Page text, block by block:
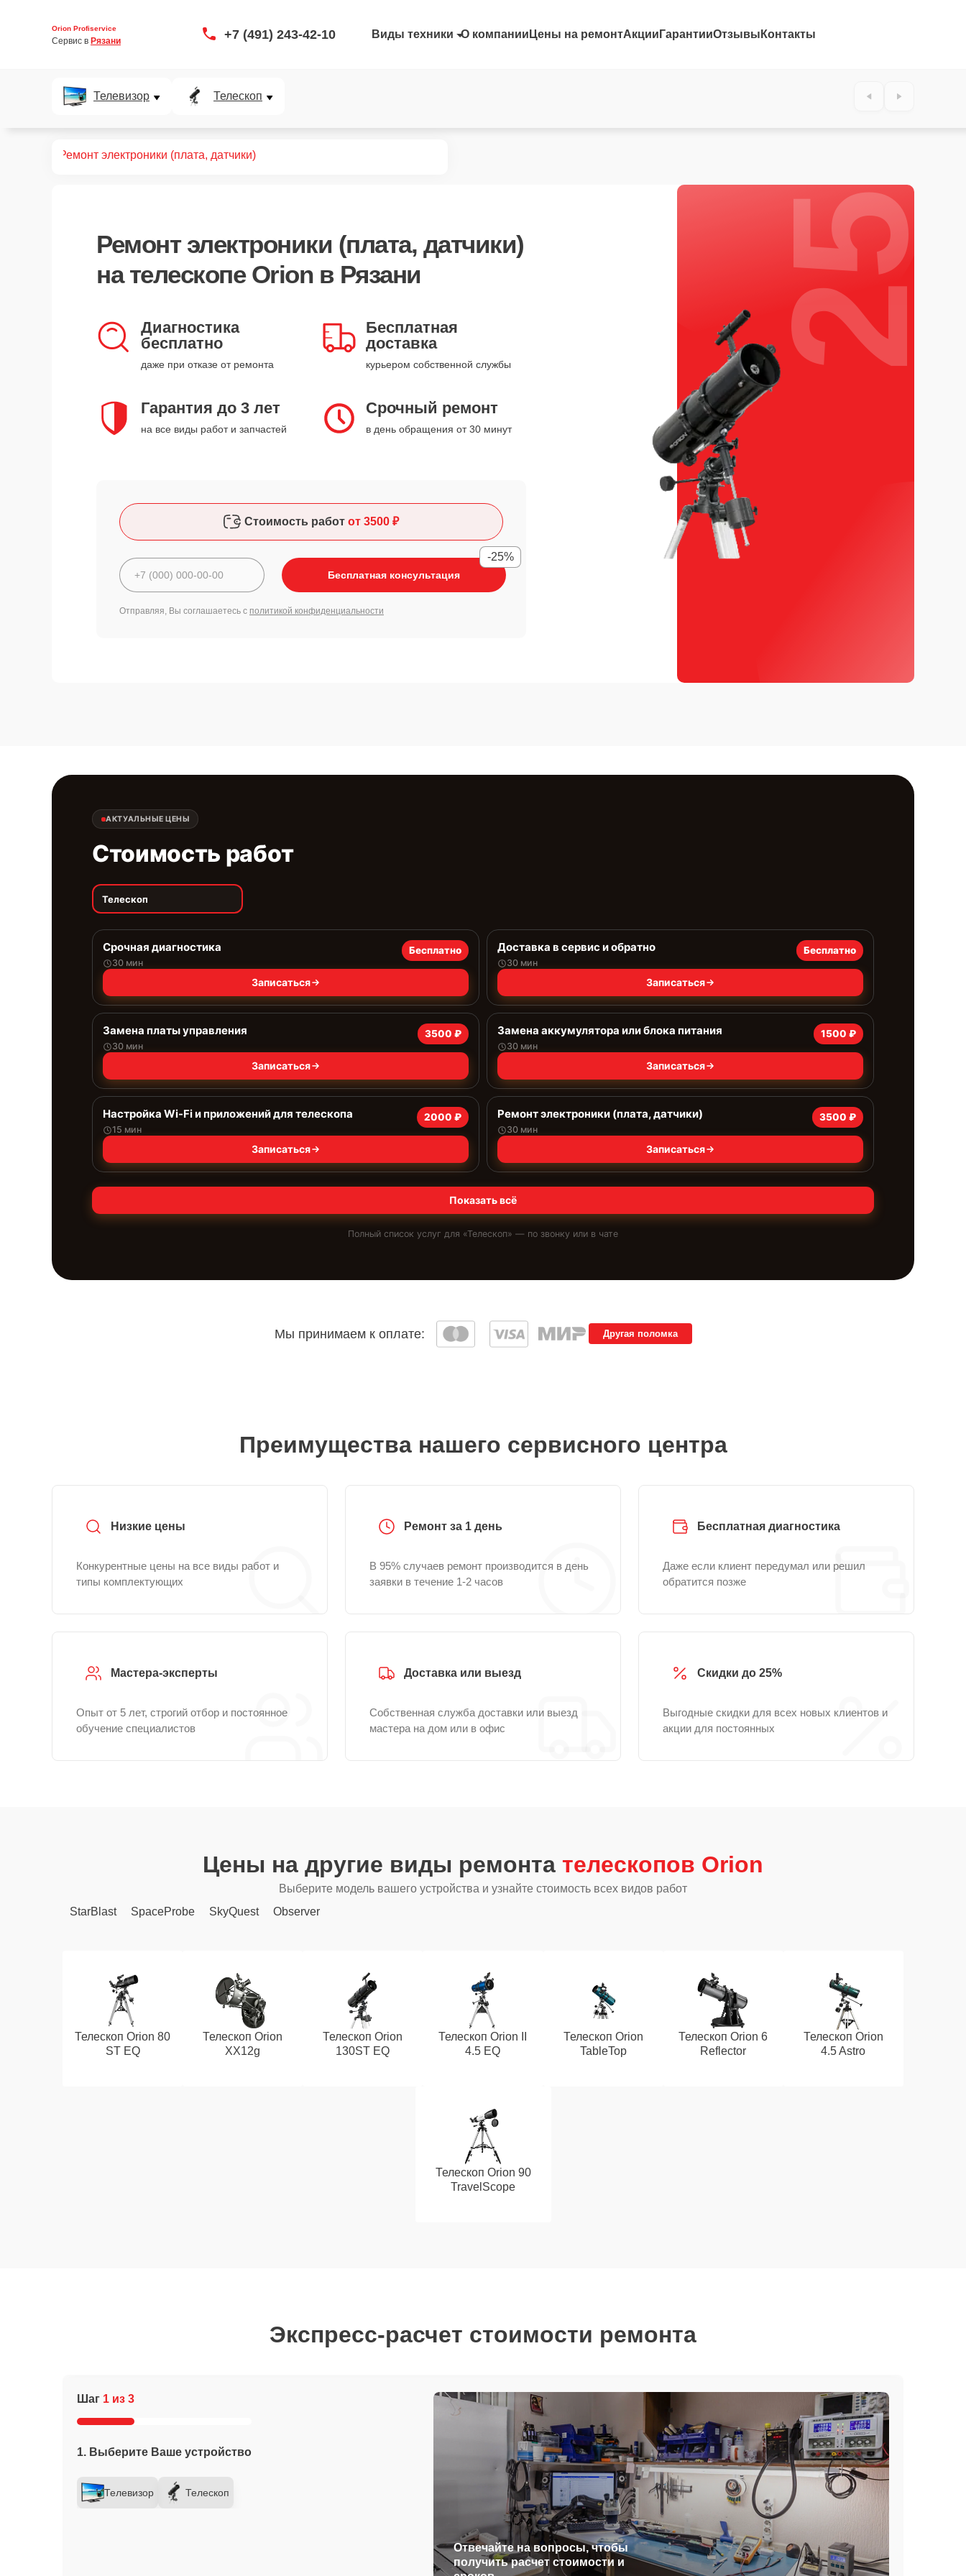
Orion Profiservice
Сервис в Рязани +7 (491) 243-42-10 Виды техники О компании Цены на ремонтАкции ГарантииОтзывы Контакты
Телевизор Телескоп
Ремонт электроники (плата, датчики)
Ремонт электроники (плата, датчики)
на телескопе Orion в Рязани
Диагностика
бесплатно
даже при отказе от ремонта
Бесплатная
доставка
курьером собственной службы
Гарантия до 3 лет
на все виды работ и запчастей
Срочный ремонт
в день обращения от 30 минут
Стоимость работ от 3500 ₽
Бесплатная консультация
-25%
Отправляя, Вы соглашаетесь с политикой конфиденциальности
25%
АКТУАЛЬНЫЕ ЦЕНЫ
Стоимость работ
Телескоп
Срочная диагностика
30 мин
Бесплатно
Записаться
Доставка в сервис и обратно
30 мин
Бесплатно
Записаться
Замена платы управления
30 мин
3500 ₽
Записаться
Замена аккумулятора или блока питания
30 мин
1500 ₽
Записаться
Настройка Wi-Fi и приложений для телескопа
15 мин
2000 ₽
Записаться
Ремонт электроники (плата, датчики)
30 мин
3500 ₽
Записаться
Показать всё
Полный список услуг для «Телескоп» — по звонку или в чате
Мы принимаем к оплате: Другая поломка
Преимущества нашего сервисного центра
Низкие цены
Конкурентные цены на все виды работ и
типы комплектующих
Ремонт за 1 день
В 95% случаев ремонт производится в день
заявки в течение 1-2 часов
Бесплатная диагностика
Даже если клиент передумал или решил
обратится позже
Мастера-эксперты
Опыт от 5 лет, строгий отбор и постоянное
обучение специалистов
Доставка или выезд
Собственная служба доставки или выезд
мастера на дом или в офис
Скидки до 25%
Выгодные скидки для всех новых клиентов и
акции для постоянных
Цены на другие виды ремонта телескопов Orion
Выберите модель вашего устройства и узнайте стоимость всех видов работ
StarBlast
SpaceProbe SkyQuest Observer
Телескоп Orion 80
ST EQ
Телескоп Orion
XX12g
Телескоп Orion
130ST EQ
Телескоп Orion II
4.5 EQ
Телескоп Orion
TableTop
Телескоп Orion 6
Reflector
Телескоп Orion
4.5 Astro
Телескоп Orion 90
TravelScope
Экспресс-расчет стоимости ремонта
Шаг 1 из 3
1. Выберите Ваше устройство
Телевизор Телескоп
Отвечайте на вопросы, чтобы
получить расчет стоимости и